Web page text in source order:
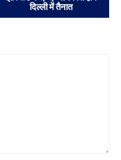
दिल्ली में तैनात